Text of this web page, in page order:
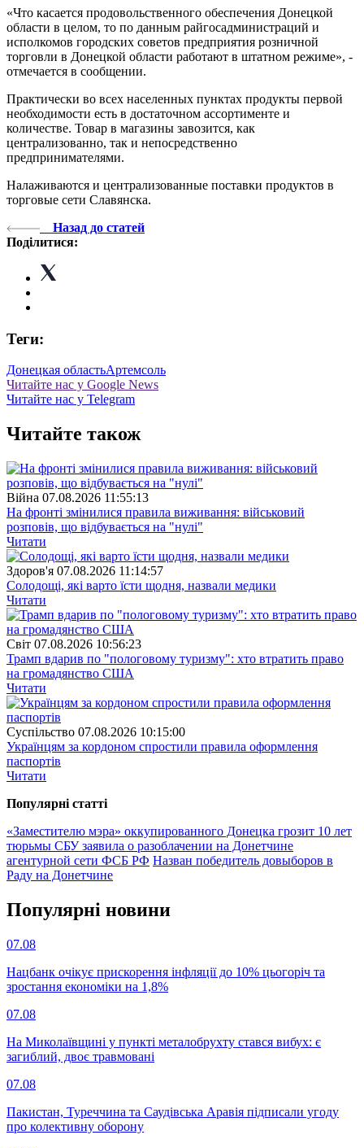
«Что касается продовольственного обеспечения Донецкой
области в целом, то по данным райгосадминистраций и
исполкомов городских советов предприятия розничной
торговли в Донецкой области работают в штатном режиме», -
отмечается в сообщении.
Практически во всех населенных пунктах продукты первой
необходимости есть в достаточном ассортименте и
количестве. Товар в магазины завозится, как
централизованно, так и непосредственно
предпринимателями.
Налаживаются и централизованные поставки продуктов в
торговые сети Славянска.
Назад до статей
Поділитися:
Теги:
Донецкая областьАртемсоль
Читайте нас у Google News
Читайте нас у Telegram
Читайте також
Війна 07.08.2026 11:55:13
На фронті змінилися правила виживання: військовий
розповів, що відбувається на "нулі"
Читати
Здоров'я 07.08.2026 11:14:57
Солодощі, які варто їсти щодня, назвали медики
Читати
Свiт 07.08.2026 10:56:23
Трамп вдарив по "пологовому туризму": хто втратить право
на громадянство США
Читати
Суспiльство 07.08.2026 10:15:00
Українцям за кордоном спростили правила оформлення
паспортів
Читати
Популярнi статтi
«Заместителю мэра» оккупированного Донецка грозит 10 лет
тюрьмы СБУ заявила о разоблачении на Донетчине
агентурной сети ФСБ РФ Назван победитель довыборов в
Раду на Донетчине
Популярнi новини
07.08
Нацбанк очікує прискорення інфляції до 10% цьогоріч та
зростання економіки на 1,8%
07.08
На Миколаївщині у пункті металобрухту стався вибух: є
загиблий, двоє травмовані
07.08
Пакистан, Туреччина та Саудівська Аравія підписали угоду
про колективну оборону